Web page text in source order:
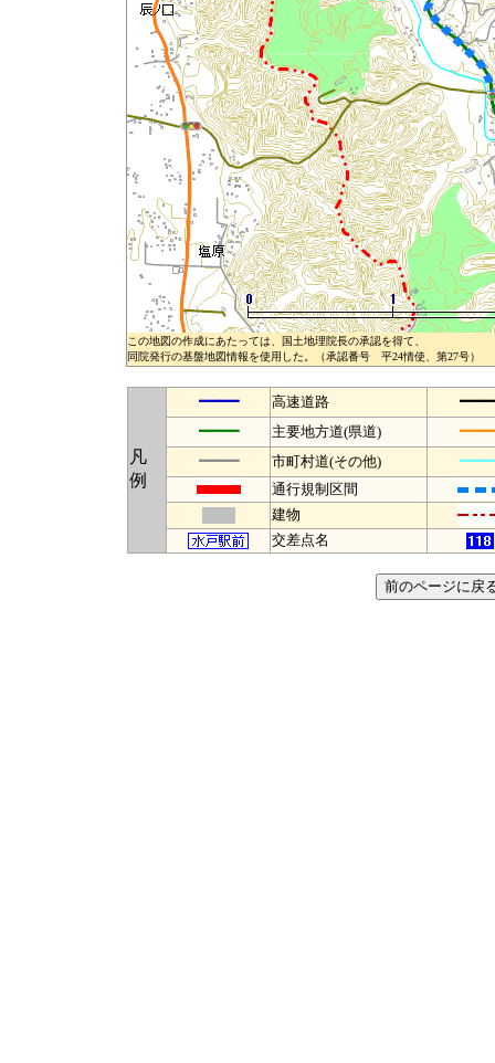
この地図の作成にあたっては、国土地理院長の承認を得て、
同院発行の基盤地図情報を使用した。（承認番号 平24情使、第27号）
凡
例
━━ 高速道路
━━
主要地方道(県道)
━━
市町村道(その他)
通行規制区間
建物
交差点名